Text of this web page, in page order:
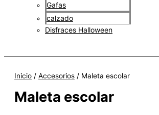
Gafas
calzado
Disfraces Halloween
Inicio / Accesorios / Maleta escolar
Maleta escolar